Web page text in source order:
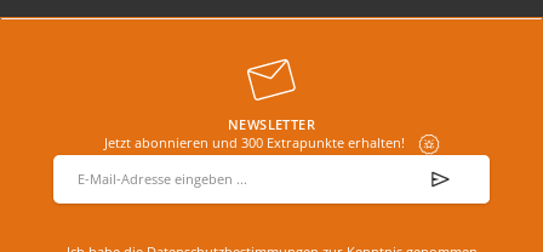
NEWSLETTER
Jetzt abonnieren und 300 Extrapunkte erhalten!
E-Mail-Adresse